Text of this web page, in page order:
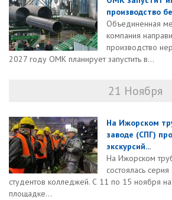
производство
Объединенная
компания
производство
2027 году ОМК планирует запустить в...
21 Ноября
На Ижорском
заводе (СПГ)
экскурсий...
На Ижорском
состоялась
студентов колледжей. С 11 по 15 ноября
площадке...